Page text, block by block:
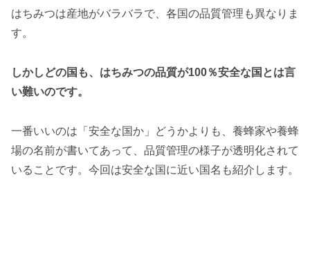
はちみつは産地がバラバラで、各国の品質管理も異なりま
す。
しかしどの国も、はちみつの品質が100％安全な国とは言
い難いのです。
一番いいのは「安全な国か」どうかよりも、養蜂家や養蜂
場の名前が書いてあって、品質管理の様子が透明化されて
いることです。今回は安全な国に近い国名も紹介します。